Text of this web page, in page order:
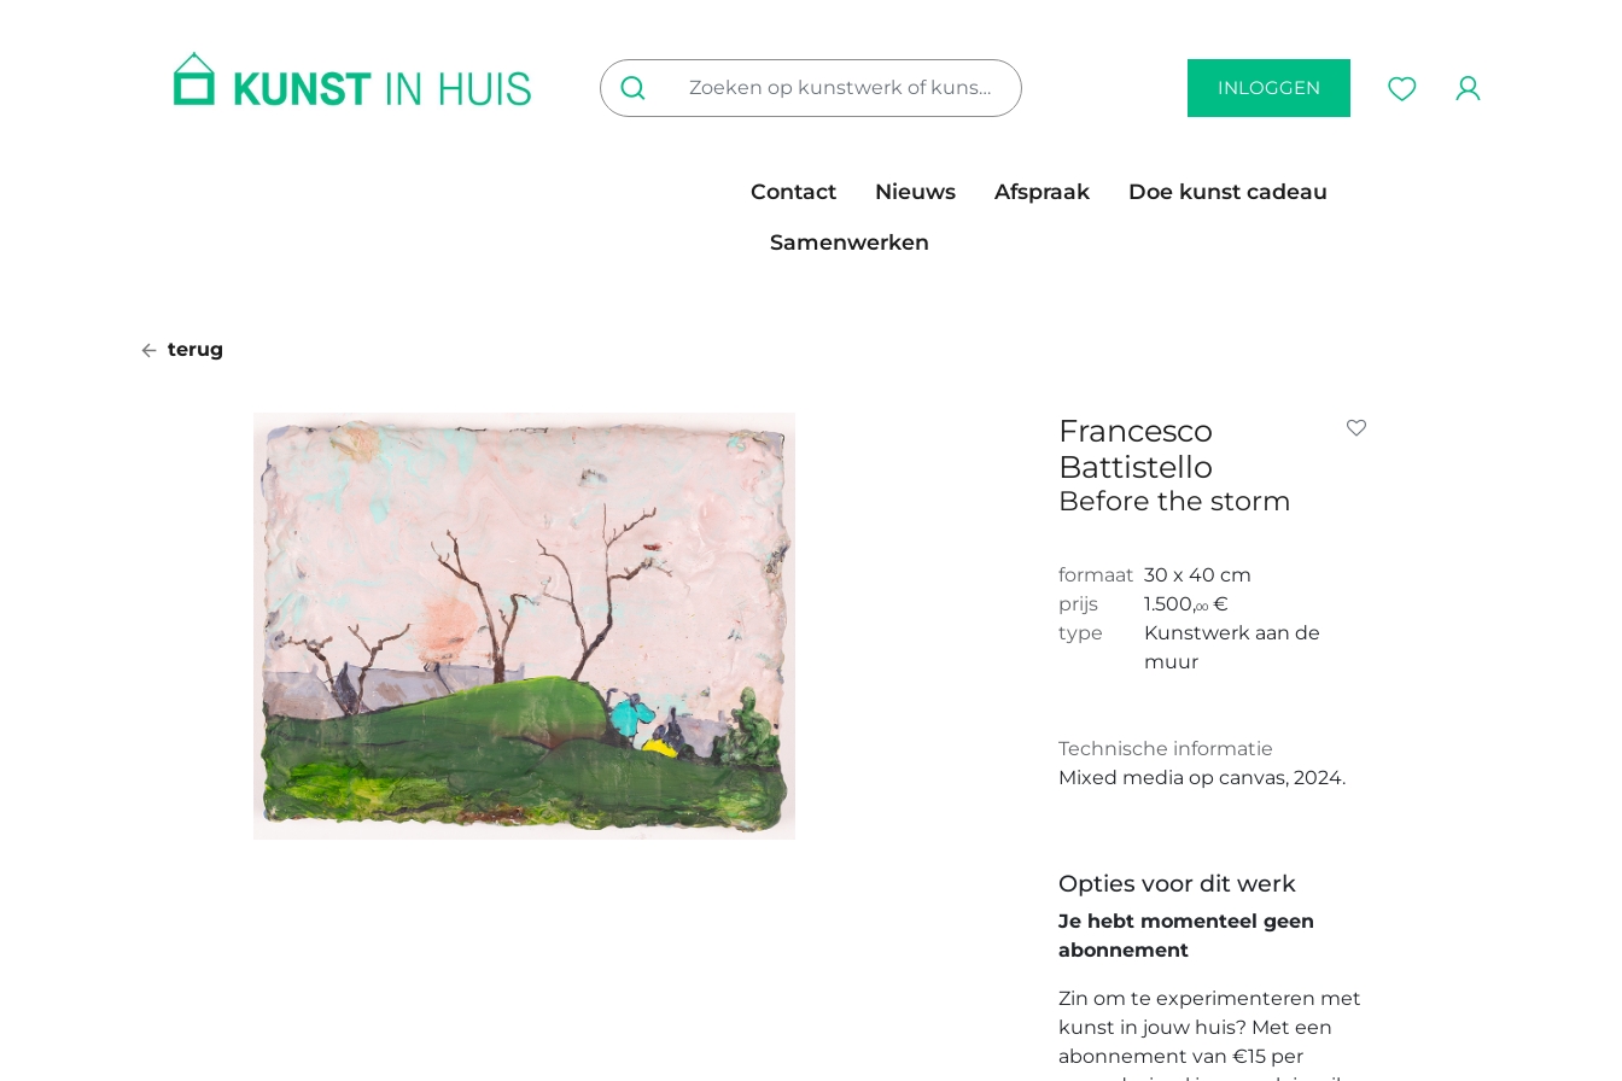
INLOGGEN
Contact Nieuws Afspraak
Doe kunst cadeau
Samenwerken
terug
Francesco
Battistello
Before the storm
formaat 30 x 40 cm
prijs
1.500,00 €
type
Kunstwerk aan de
muur
Technische informatie
Mixed media op canvas, 2024.
Opties voor dit werk
Je hebt momenteel geen
abonnement
Zin om te experimenteren met
kunst in jouw huis? Met een
abonnement van €15 per